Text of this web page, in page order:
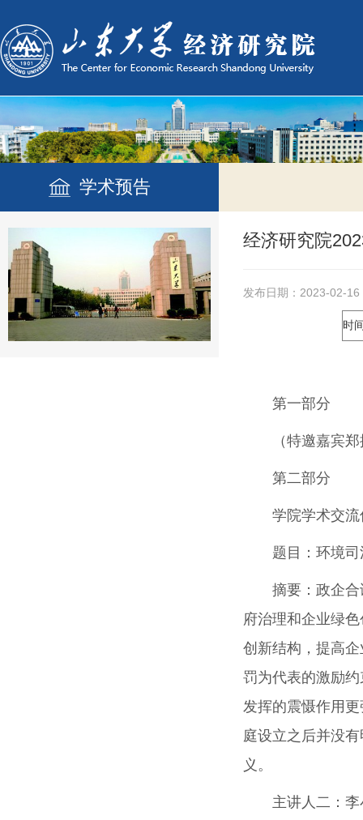
学术预告
经济研究院
发布日期：2023-02-16
时
第一部分
（特邀嘉宾
第二部分
学院学术交
题目：环境
摘要： 政企
府治理和企业绿
创新结构，提高
罚为代表的激励
发挥的震慑作用
庭设立之后并没
义。
主讲人二：